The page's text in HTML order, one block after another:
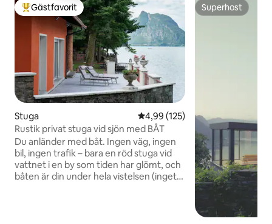
Populär gästfavorit
Gästfavorit
Stuga 4,99 av 5 i genomsnittligt
4,99 (125)
Rustik privat stuga vid sjön med BÅT
Du anländer med båt. Ingen väg, ingen
bil, ingen trafik – bara en röd stuga vid
vattnet i en by som tiden har glömt, och
båten är din under hela vistelsen (inget
Superhost
Superhost